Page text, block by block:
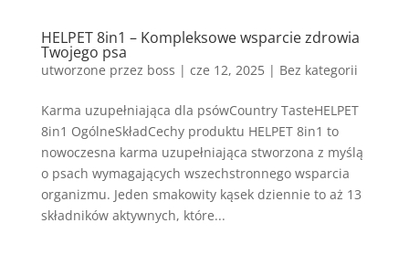
HELPET 8in1 – Kompleksowe wsparcie zdrowia
Twojego psa
utworzone przez boss | cze 12, 2025| Bez kategorii
Karma uzupełniająca dla psówCountry TasteHELPET
8in1 OgólneSkładCechy produktu HELPET 8in1 to
nowoczesna karma uzupełniająca stworzona z myślą
o psach wymagających wszechstronnego wsparcia
organizmu. Jeden smakowity kąsek dziennie to aż 13
składników aktywnych, które...